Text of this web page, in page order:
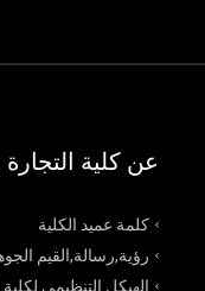
عن كلية التجارة
كلمة عميد الكلية
رؤية,رسالة,القيم
الهيكل التنظيمي لكلية